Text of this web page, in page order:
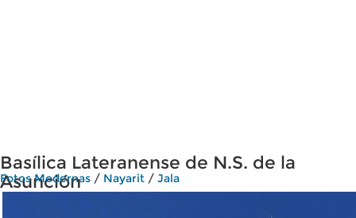
Basílica Lateranense de N.S. de la
Asunción
Fotos Modernas / Nayarit / Jala